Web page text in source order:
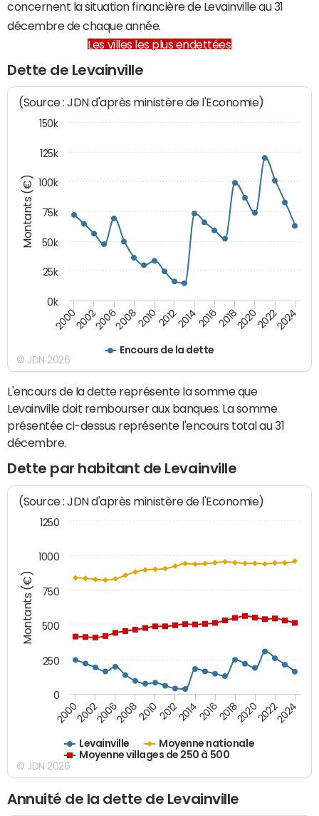
concernent la situation financière de Levainville au 31
décembre de chaque année.
Les villes les plus endettées
Dette de Levainville
Montants (€)
(Source : JDN d'après ministère de l'Economie)
Encours de la dette
200020022006200820102012201420162018202020222024
0k
25k
50k
75k
100k
125k
150k
© JDN 2026
L'encours de la dette représente la somme que
Levainville doit rembourser aux banques. La somme
présentée ci-dessus représente l'encours total au 31
décembre.
Dette par habitant de Levainville
Montants (€)
(Source : JDN d'après ministère de l'Economie)
Levainville
Moyenne nationale
Moyenne villages de 250 à 500
200020022006200820102012201420162018202020222024
0
250
500
750
1000
1250
© JDN 2026
Annuité de la dette de Levainville